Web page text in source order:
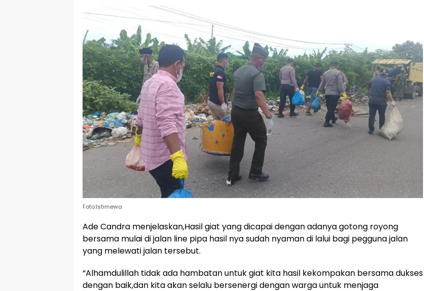
Foto:Istimewa
Ade Candra menjelaskan,Hasil giat yang dicapai dengan adanya gotong royong
bersama mulai di jalan line pipa hasil nya sudah nyaman di lalui bagi pegguna jalan
yang melewati jalan tersebut.
“Alhamdulillah tidak ada hambatan untuk giat kita hasil kekompakan bersama dukses
dengan baik,dan kita akan selalu bersenergi dengan warga untuk menjaga